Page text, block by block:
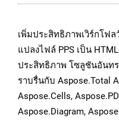
เพิ่มประสิทธิภาพเวิร์กโฟ
แปลงไฟล์ PPS เป็น
ประสิทธิภาพ โซลูชันอันทร
ราบรื่นกับ Aspose.Total
Aspose.Cells,
Aspose.Diagram,